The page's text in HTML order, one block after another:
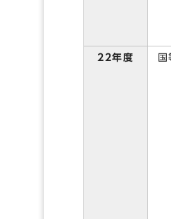
22年度